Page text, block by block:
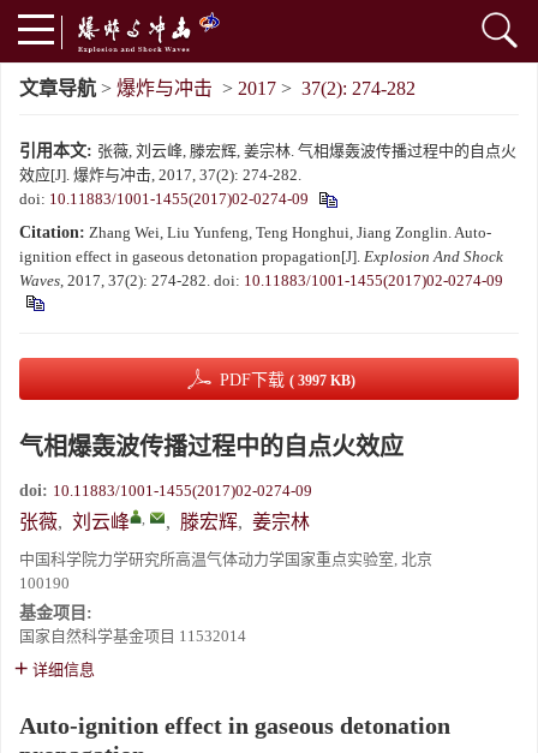
文章导航 > 爆炸与冲击 > 2017 > 37(2): 274-282
引用本文: 张薇, 刘云峰, 滕宏辉, 姜宗林. 气相爆轰波传播过程中的自点火
效应[J]. 爆炸与冲击, 2017, 37(2): 274-282.
doi: 10.11883/1001-1455(2017)02-0274-09
Citation: Zhang Wei, Liu Yunfeng, Teng Honghui, Jiang Zonglin. Auto-
ignition effect in gaseous detonation propagation[J]. Explosion And Shock
Waves, 2017, 37(2): 274-282. doi: 10.11883/1001-1455(2017)02-0274-09
PDF下载 ( 3997 KB)
气相爆轰波传播过程中的自点火效应
doi: 10.11883/1001-1455(2017)02-0274-09
张薇, 刘云峰 , , 滕宏辉, 姜宗林
中国科学院力学研究所高温气体动力学国家重点实验室, 北京
100190
基金项目:
国家自然科学基金项目 11532014
详细信息
Auto-ignition effect in gaseous detonation